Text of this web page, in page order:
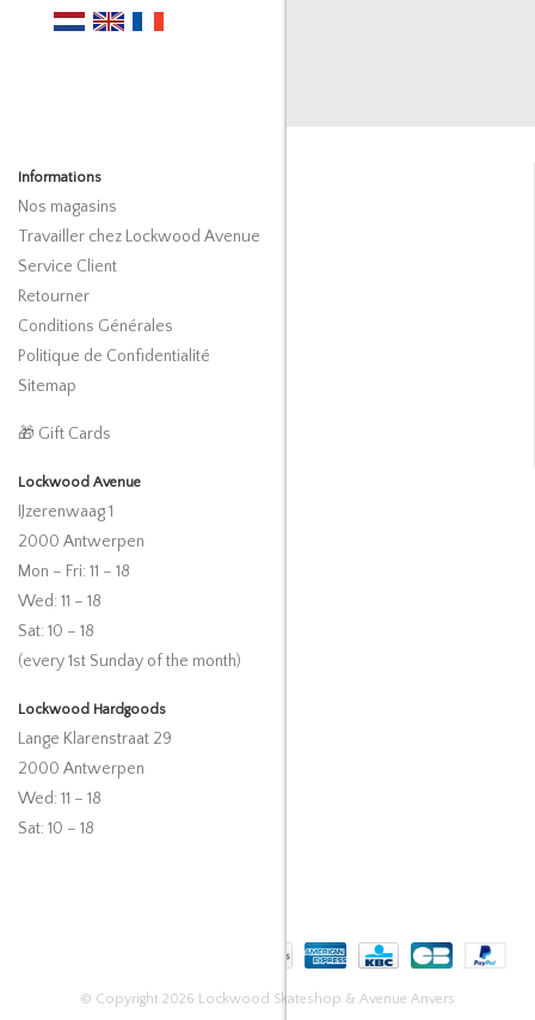
Informations
Nos magasins
Travailler chez Lockwood Avenue
Service Client
Retourner
Conditions Générales
Politique de Confidentialité
Sitemap
🎁 Gift Cards
Lockwood Avenue
IJzerenwaag 1
2000 Antwerpen
Mon – Fri: 11 – 18
Wed: 11 – 18
Sat: 10 – 18
(every 1st Sunday of the month)
Lockwood Hardgoods
Lange Klarenstraat 29
2000 Antwerpen
Wed: 11 – 18
Sat: 10 – 18
© Copyright 2026 Lockwood Skateshop & Avenue Anvers